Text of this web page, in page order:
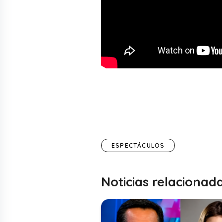
ESPECTÁCULOS
Noticias